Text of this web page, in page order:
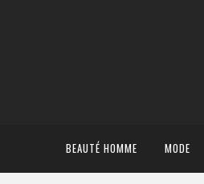
BEAUTÉ HOMME MODE